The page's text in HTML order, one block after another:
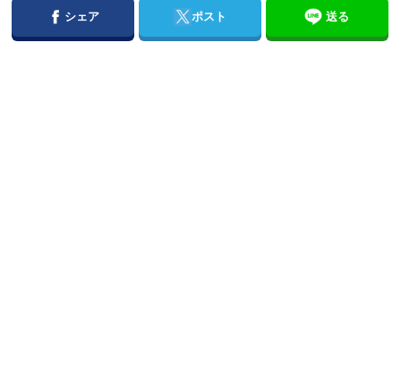
Facebook
シェア Twitterポスト 送る